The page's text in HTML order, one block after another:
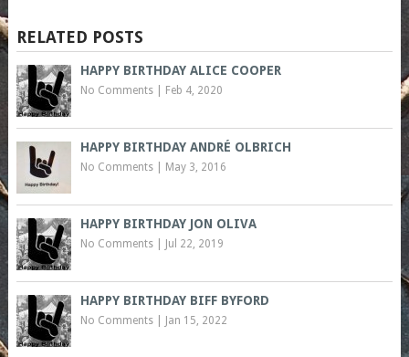
RELATED POSTS
HAPPY BIRTHDAY ALICE COOPER
No Comments| Feb 4, 2020
HAPPY BIRTHDAY ANDRÉ OLBRICH
No Comments| May 3, 2016
HAPPY BIRTHDAY JON OLIVA
No Comments| Jul 22, 2019
HAPPY BIRTHDAY BIFF BYFORD
No Comments| Jan 15, 2022